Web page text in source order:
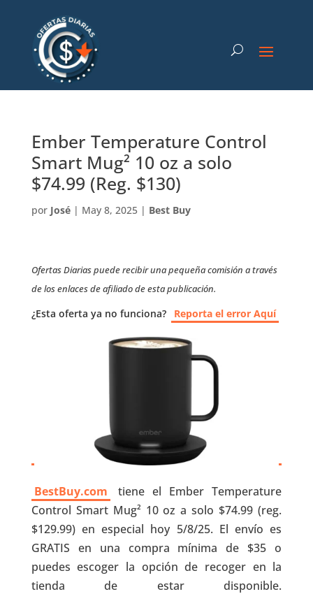
Ember Temperature Control
Smart Mug² 10 oz a solo
$74.99 (Reg. $130)
por José| May 8, 2025| Best Buy
Ofertas Diarias puede recibir una pequeña comisión a través
de los enlaces de afiliado de esta publicación.
¿Esta oferta ya no funciona? Reporta el error Aquí
BestBuy.com
tiene el Ember Temperature
Control Smart Mug² 10 oz a solo $74.99 (reg.
$129.99) en especial hoy 5/8/25. El envío es
GRATIS en una compra mínima de $35 o
puedes escoger la opción de recoger en la
tienda de estar disponible.